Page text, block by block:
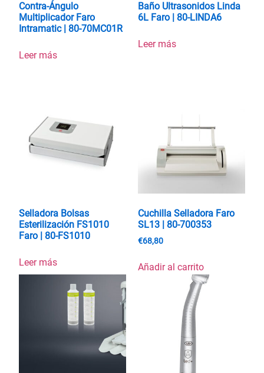
Contra-Ángulo
Multiplicador Faro
Intramatic | 80-70MC01R
Leer más
Baño Ultrasonidos Linda
6L Faro | 80-LINDA6
Leer más
Selladora Bolsas
Esterilización FS1010
Faro | 80-FS1010
Leer más
Cuchilla Selladora Faro
SL13 | 80-700353
€68,80
Añadir al carrito